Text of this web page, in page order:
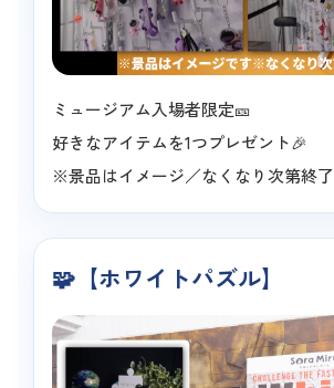
ミュージアム入場者限定🎫
好きなアイテムを1つプレゼント🎉
※景品はイメージ／なくなり次第終了
🧩【ホワイトパズル】